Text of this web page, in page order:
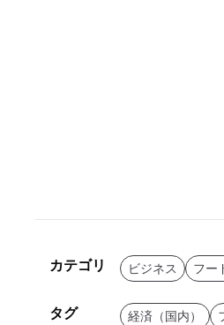
カテゴリ ビジネス フー
タグ 経済（国内）